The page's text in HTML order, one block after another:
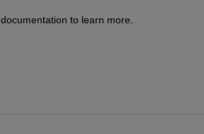
documentation to learn more.